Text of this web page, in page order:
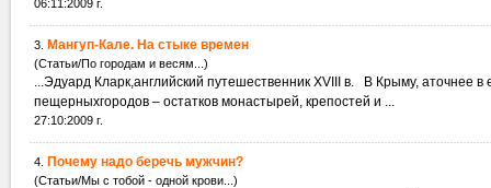
06:11:2009 г.
3. Мангуп-Кале. На стыке времен
(Статьи/По городам и весям...)
...Эдуард Кларк,английский путешественник ХVIII в. В Крыму, аточнее в
пещерныхгородов – остатков монастырей, крепостей и ...
27:10:2009 г.
4. Почему надо беречь мужчин?
(Статьи/Мы с тобой - одной крови...)